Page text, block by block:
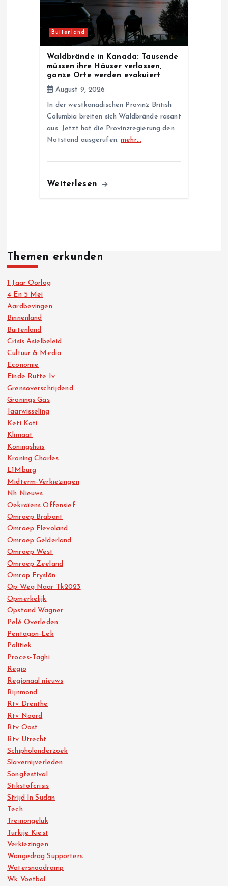
Buitenland
Waldbrände in Kanada: Tausende
müssen ihre Häuser verlassen,
ganze Orte werden evakuiert
August 9, 2026
In der westkanadischen Provinz British
Columbia breiten sich Waldbrände rasant
aus. Jetzt hat die Provinzregierung den
Notstand ausgerufen.mehr…
Weiterlesen
Themen erkunden
1 Jaar Oorlog
4 En 5 Mei
Aardbevingen
Binnenland
Buitenland
Crisis Asielbeleid
Cultuur & Media
Economie
Einde Rutte Iv
Grensoverschrijdend
Gronings Gas
Jaarwisseling
Keti Koti
Klimaat
Koningshuis
Kroning Charles
L1Mburg
Midterm-Verkiezingen
Nh Nieuws
Oekraïens Offensief
Omroep Brabant
Omroep Flevoland
Omroep Gelderland
Omroep West
Omroep Zeeland
Omrop Fryslân
Op Weg Naar Tk2023
Opmerkelijk
Opstand Wagner
Pelé Overleden
Pentagon-Lek
Politiek
Proces-Taghi
Regio
Regionaal nieuws
Rijnmond
Rtv Drenthe
Rtv Noord
Rtv Oost
Rtv Utrecht
Schipholonderzoek
Slavernijverleden
Songfestival
Stikstofcrisis
Strijd In Sudan
Tech
Treinongeluk
Turkije Kiest
Verkiezingen
Wangedrag Supporters
Watersnoodramp
Wk Voetbal